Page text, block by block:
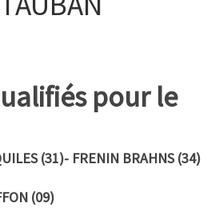
pour le
(31)- FRENIN BRAHNS (34)
(09)